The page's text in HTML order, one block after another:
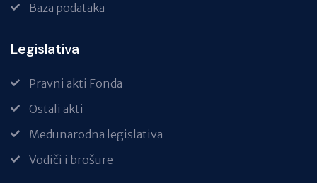
Baza podataka
Legislativa
Pravni akti Fonda
Ostali akti
Međunarodna legislativa
Vodiči i brošure